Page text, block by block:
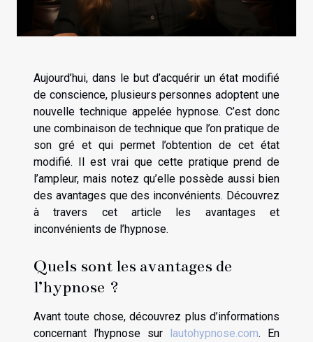
Aujourd’hui, dans le but d’acquérir un état modifié
de conscience, plusieurs personnes adoptent une
nouvelle technique appelée hypnose. C’est donc
une combinaison de technique que l’on pratique de
son gré et qui permet l’obtention de cet état
modifié. Il est vrai que cette pratique prend de
l’ampleur, mais notez qu’elle possède aussi bien
des avantages que des inconvénients. Découvrez
à travers cet article les avantages et
inconvénients de l’hypnose.
Quels sont les avantages de
l’hypnose ?
Avant toute chose, découvrez plus d’informations
concernant l’hypnose sur lautohypnose.com. En